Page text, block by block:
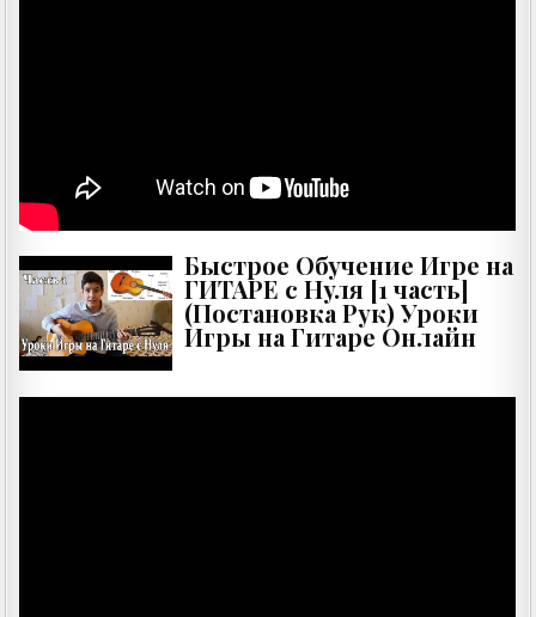
Быстрое Обучение Игре на
ГИТАРЕ с Нуля [1 часть]
(Постановка Рук) Уроки
Игры на Гитаре Онлайн